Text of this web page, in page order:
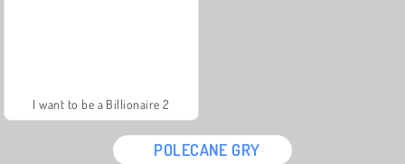
I want to be a Billionaire 2
POLECANE GRY